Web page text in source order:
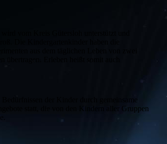
übertragen. Erleben heißt somit auch
der Kinder durch gemeinsame
statt, die von den Kindern aller Gruppen